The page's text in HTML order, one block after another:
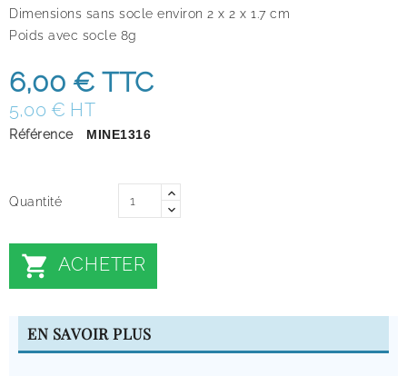
Dimensions sans socle environ 2 x 2 x 1.7 cm
Poids avec socle 8g
6,00 € TTC
5,00 € HT
Référence MINE1316
Quantité
 ACHETER
EN SAVOIR PLUS